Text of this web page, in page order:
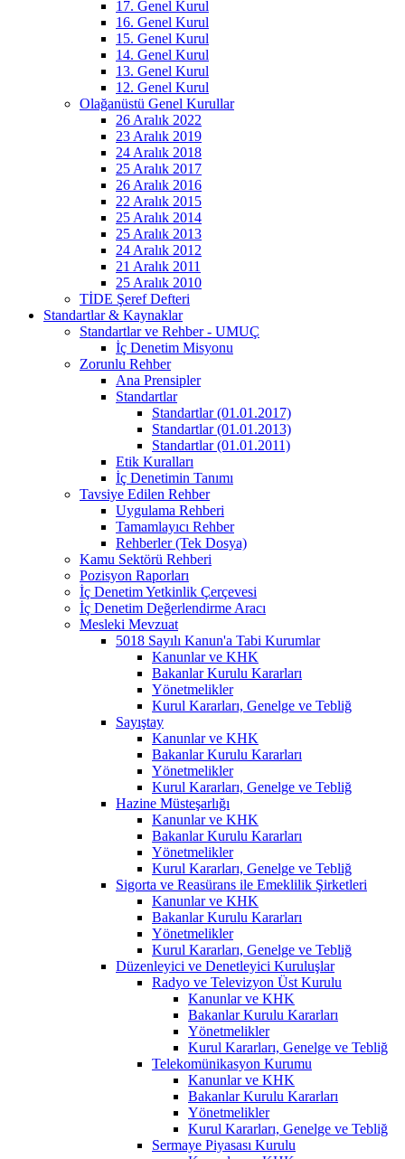
17. Genel Kurul
16. Genel Kurul
15. Genel Kurul
14. Genel Kurul
13. Genel Kurul
12. Genel Kurul
Olağanüstü Genel Kurullar
26 Aralık 2022
23 Aralık 2019
24 Aralık 2018
25 Aralık 2017
26 Aralık 2016
22 Aralık 2015
25 Aralık 2014
25 Aralık 2013
24 Aralık 2012
21 Aralık 2011
25 Aralık 2010
TİDE Şeref Defteri
Standartlar & Kaynaklar
Standartlar ve Rehber - UMUÇ
İç Denetim Misyonu
Zorunlu Rehber
Ana Prensipler
Standartlar
Standartlar (01.01.2017)
Standartlar (01.01.2013)
Standartlar (01.01.2011)
Etik Kuralları
İç Denetimin Tanımı
Tavsiye Edilen Rehber
Uygulama Rehberi
Tamamlayıcı Rehber
Rehberler (Tek Dosya)
Kamu Sektörü Rehberi
Pozisyon Raporları
İç Denetim Yetkinlik Çerçevesi
İç Denetim Değerlendirme Aracı
Mesleki Mevzuat
5018 Sayılı Kanun'a Tabi Kurumlar
Kanunlar ve KHK
Bakanlar Kurulu Kararları
Yönetmelikler
Kurul Kararları, Genelge ve Tebliğ
Sayıştay
Kanunlar ve KHK
Bakanlar Kurulu Kararları
Yönetmelikler
Kurul Kararları, Genelge ve Tebliğ
Hazine Müsteşarlığı
Kanunlar ve KHK
Bakanlar Kurulu Kararları
Yönetmelikler
Kurul Kararları, Genelge ve Tebliğ
Sigorta ve Reasürans ile Emeklilik Şirketleri
Kanunlar ve KHK
Bakanlar Kurulu Kararları
Yönetmelikler
Kurul Kararları, Genelge ve Tebliğ
Düzenleyici ve Denetleyici Kuruluşlar
Radyo ve Televizyon Üst Kurulu
Kanunlar ve KHK
Bakanlar Kurulu Kararları
Yönetmelikler
Kurul Kararları, Genelge ve Tebliğ
Telekomünikasyon Kurumu
Kanunlar ve KHK
Bakanlar Kurulu Kararları
Yönetmelikler
Kurul Kararları, Genelge ve Tebliğ
Sermaye Piyasası Kurulu